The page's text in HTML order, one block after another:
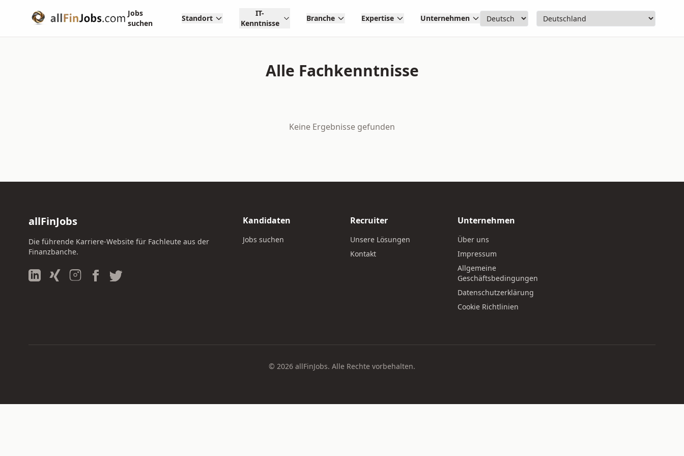
Jobs
suchen
Standort
IT-
Kenntnisse
Branche Expertise Unternehmen
Alle Fachkenntnisse
Keine Ergebnisse gefunden
allFinJobs
Die führende Karriere-Website für Fachleute aus der
Finanzbanche.
Kandidaten
Jobs suchen
Recruiter
Unsere Lösungen
Kontakt
Unternehmen
Über uns
Impressum
Allgemeine
Geschäftsbedingungen
Datenschutzerklärung
Cookie Richtlinien
© 2026 allFinJobs. Alle Rechte vorbehalten.